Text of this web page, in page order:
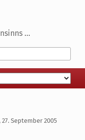
...
September 2005